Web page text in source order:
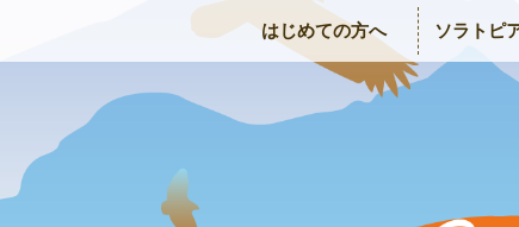
はじめての方へ ソラトピ